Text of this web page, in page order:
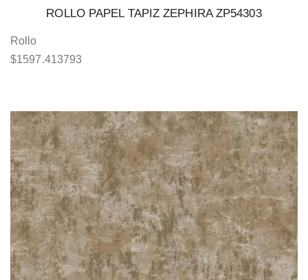
ROLLO PAPEL TAPIZ ZEPHIRA ZP54303
Rollo
$1597.413793